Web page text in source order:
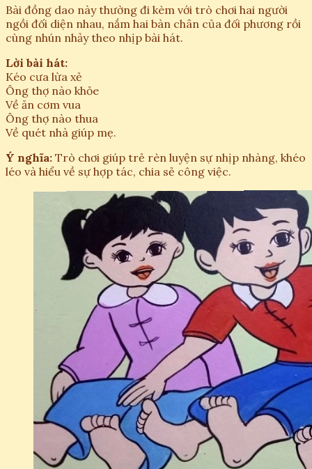
Bài đồng dao này thường đi kèm với trò chơi hai người
ngồi đối diện nhau, nắm hai bàn chân của đối phương rồi
cùng nhún nhảy theo nhịp bài hát.
Lời bài hát:
Kéo cưa lừa xẻ
Ông thợ nào khỏe
Về ăn cơm vua
Ông thợ nào thua
Về quét nhà giúp mẹ.
Ý nghĩa: Trò chơi giúp trẻ rèn luyện sự nhịp nhàng, khéo
léo và hiểu về sự hợp tác, chia sẻ công việc.